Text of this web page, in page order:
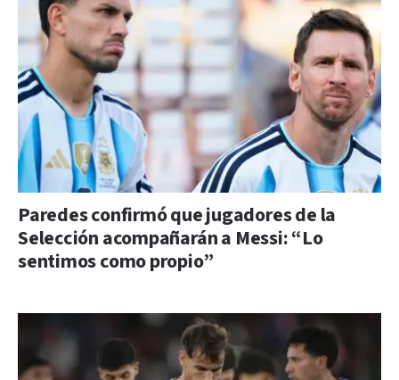
Paredes confirmó que jugadores de la
Selección acompañarán a Messi: “Lo
sentimos como propio”